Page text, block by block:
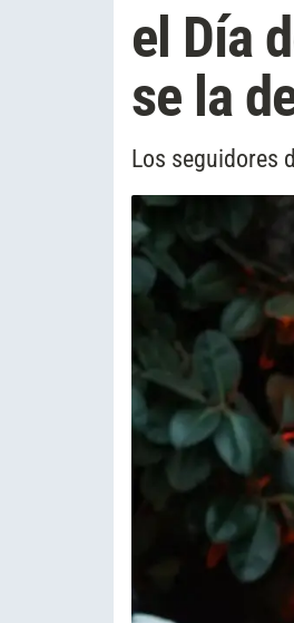
el Día
se la
Los seguidores